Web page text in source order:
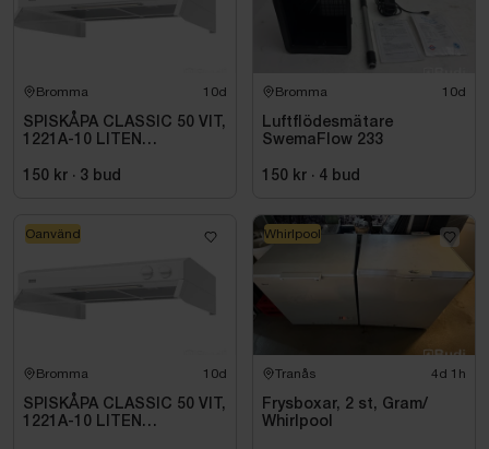
Bromma 10d
SPISKÅPA CLASSIC 50 VIT,
1221A-10 LITEN
150 kr · 3 bud
Bromma 10d
Luftflödesmätare
SwemaFlow 233
150 kr · 4 bud
Bromma 10d
SPISKÅPA CLASSIC 50 VIT,
1221A-10 LITEN
Oanvänd
Tranås 4d 1h
Frysboxar, 2 st, Gram/
Whirlpool
Whirlpool